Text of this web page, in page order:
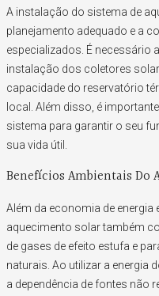
A instalação do sistema de
planejamento adequado e a
especializados. É necessário
instalação dos coletores
capacidade do reservatório
local. Além disso, é
sistema para garantir o seu
sua vida útil.
Benefícios Ambientais Do
Além da economia de
aquecimento solar também
de gases de efeito estufa e
naturais. Ao utilizar a energia
a dependência de fontes não